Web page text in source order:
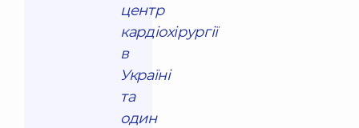
центр
кардіохірургії
в
Україні
та
один